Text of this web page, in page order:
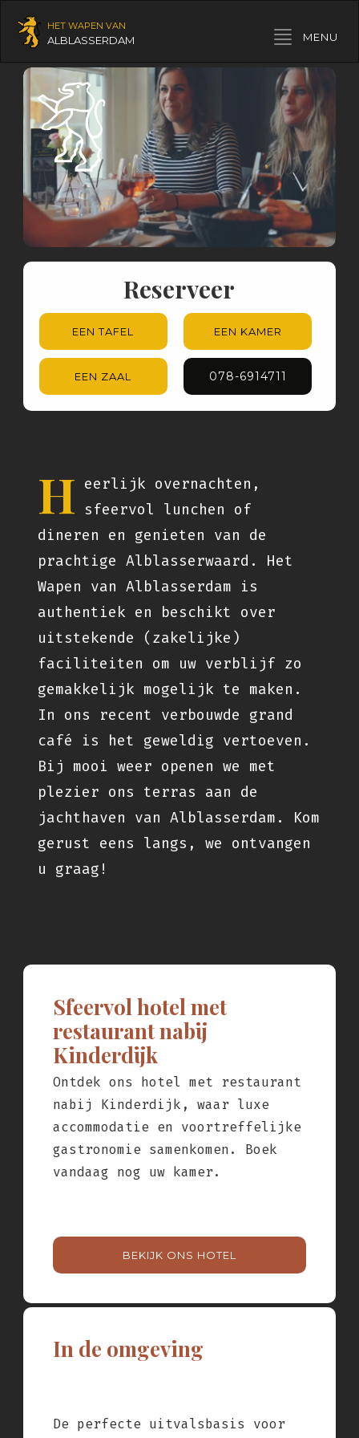
HET WAPEN VAN
ALBLASSERDAM
Toggle navigation
MENU
Reserveer
EEN TAFEL EEN KAMER
EEN ZAAL 078-6914711
H eerlijk overnachten,
sfeervol lunchen of
dineren en genieten van de
prachtige Alblasserwaard. Het
Wapen van Alblasserdam is
authentiek en beschikt over
uitstekende (zakelijke)
faciliteiten om uw verblijf zo
gemakkelijk mogelijk te maken.
In ons recent verbouwde grand
café is het geweldig vertoeven.
Bij mooi weer openen we met
plezier ons terras aan de
jachthaven van Alblasserdam. Kom
gerust eens langs, we ontvangen
u graag!
Sfeervol hotel met
restaurant nabij
Kinderdijk
Ontdek ons hotel met restaurant
nabij Kinderdijk, waar luxe
accommodatie en voortreffelijke
gastronomie samenkomen. Boek
vandaag nog uw kamer.
BEKIJK ONS HOTEL
In de omgeving
De perfecte uitvalsbasis voor